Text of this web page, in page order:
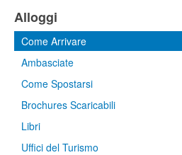
Alloggi
Come Arrivare
Ambasciate
Come Spostarsi
Brochures Scaricabili
Libri
Uffici del Turismo